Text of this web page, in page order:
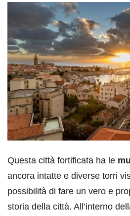
Questa città fortificata ha le
ancora intatte e diverse torri
possibilità di fare un vero e
storia della città. All’interno